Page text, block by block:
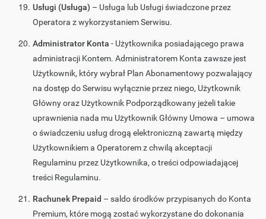
Usługi (Usługa) – Usługa lub Usługi świadczone przez
Operatora z wykorzystaniem Serwisu.
Administrator Konta - Użytkownika posiadającego prawa
administracji Kontem. Administratorem Konta zawsze jest
Użytkownik, który wybrał Plan Abonamentowy pozwalający
na dostęp do Serwisu wyłącznie przez niego, Użytkownik
Główny oraz Użytkownik Podporządkowany jeżeli takie
uprawnienia nada mu Użytkownik Główny Umowa – umowa
o świadczeniu usług drogą elektroniczną zawartą między
Użytkownikiem a Operatorem z chwilą akceptacji
Regulaminu przez Użytkownika, o treści odpowiadającej
treści Regulaminu.
Rachunek Prepaid – saldo środków przypisanych do Konta
Premium, które mogą zostać wykorzystane do dokonania